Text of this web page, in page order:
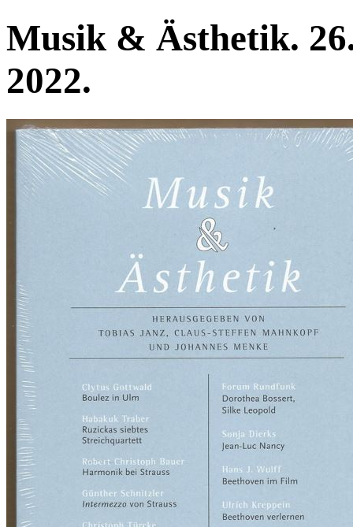
Musik & Ästhetik.
2022.